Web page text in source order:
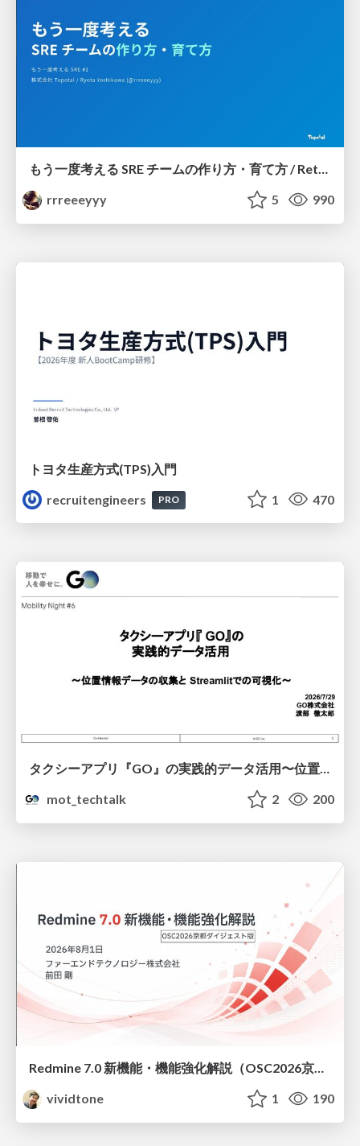
もう一度考える SRE チームの作り方・育て方 / Rethinking SRE #1: Building and Growing SRE Teams
rrreeeyyy
5 990
トヨタ⽣産⽅式(TPS)⼊⾨
recruitengineers
PRO 1 470
タクシーアプリ『GO』の実践的データ活用〜位置情報データの収集とStreamlitでの可視化〜
mot_techtalk
2 200
Redmine 7.0 新機能・機能強化解説（OSC2026京都ダイジェスト版）
vividtone
1 190